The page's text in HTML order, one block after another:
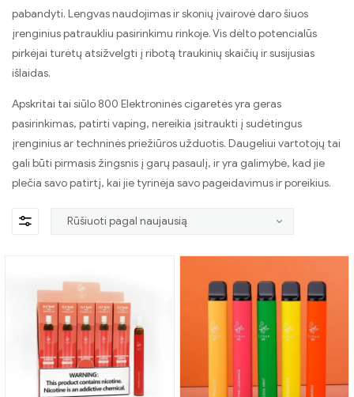
pabandyti. Lengvas naudojimas ir skonių įvairovė daro šiuos
įrenginius patraukliu pasirinkimu rinkoje. Vis dėlto potencialūs
pirkėjai turėtų atsižvelgti į ribotą traukinių skaičių ir susijusias
išlaidas.
Apskritai tai siūlo 800 Elektroninės cigaretės yra geras
pasirinkimas, patirti vaping, nereikia įsitraukti į sudėtingus
įrenginius ar techninės priežiūros užduotis. Daugeliui vartotojų tai
gali būti pirmasis žingsnis į garų pasaulį, ir yra galimybė, kad jie
plečia savo patirtį, kai jie tyrinėja savo pageidavimus ir poreikius.